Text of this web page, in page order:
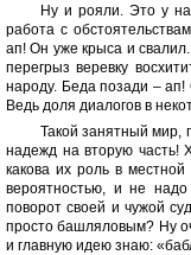
Ну и рояли. Это у
работа с
ап! Он уже крыса и
перегрыз веревку
народу. Беда позади – ап!
Ведь доля диалогов в
Такой занятный мир,
надежд на вторую часть!
какова их роль в
вероятностью, и не
поворот своей и чужой
просто башляловым? Ну
и главную идею знаю: